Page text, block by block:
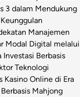
3 dalam Mendukung
Manajemen
Modal Digital melalui
Investasi Berbasis
Teknologi
Online di Era
Mahjong